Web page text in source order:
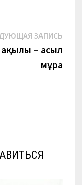
ЗАПИСЬ
– асыл
мұра